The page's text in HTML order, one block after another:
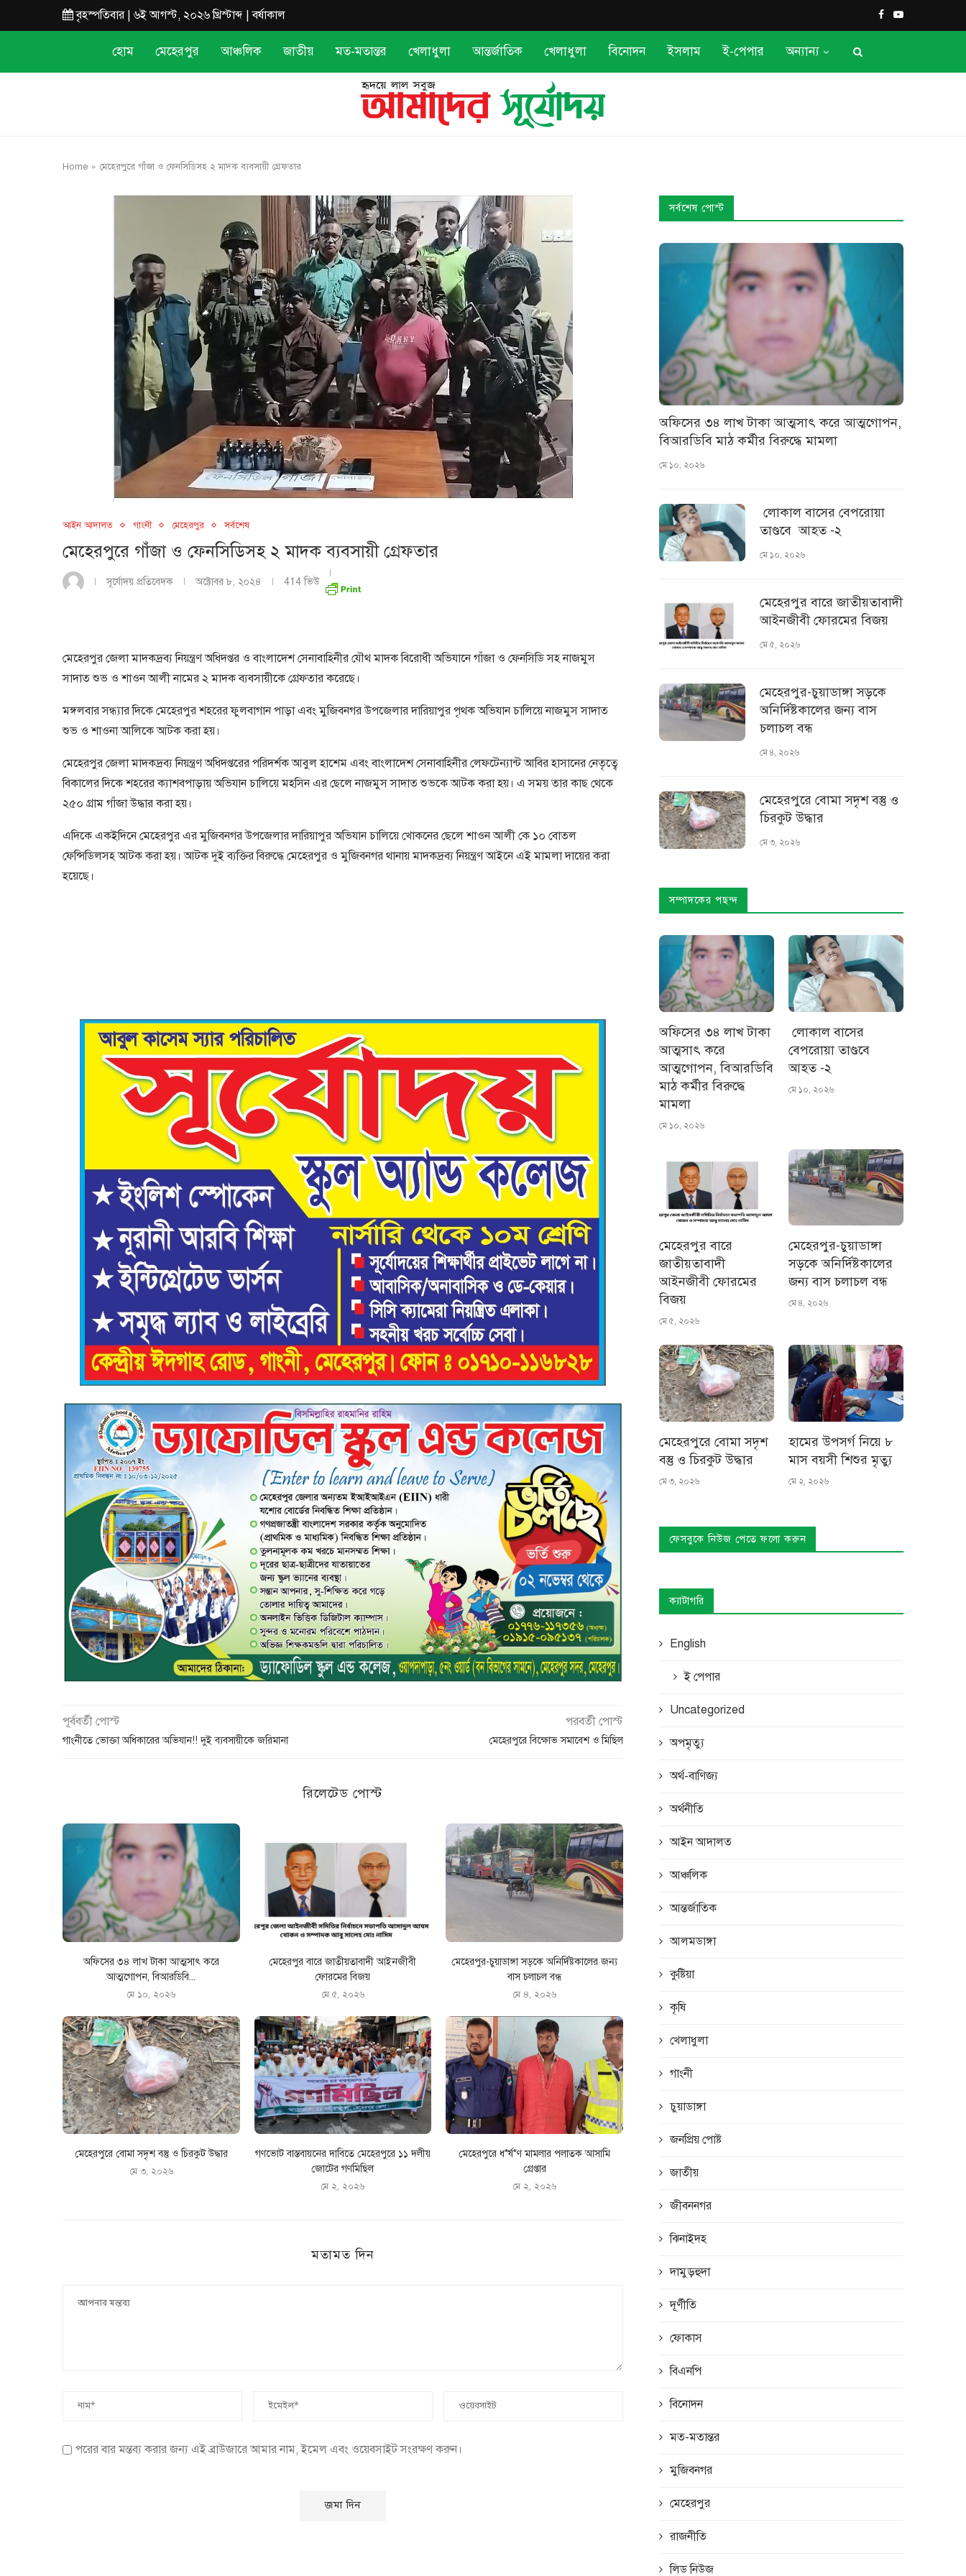
বৃহস্পতিবার | ৬ই আগস্ট, ২০২৬ খ্রিস্টাব্দ | বর্ষাকাল
হোম মেহেরপুর আঞ্চলিক জাতীয় মত-মতান্তর খেলাধুলা আন্তর্জাতিক খেলাধুলা বিনোদন ইসলাম ই-পেপার অন্যান্য
Home » মেহেরপুরে গাঁজা ও ফেনসিডিসহ ২ মাদক ব্যবসায়ী গ্রেফতার
আইন আদালত গাংনী মেহেরপুর সর্বশেষ
মেহেরপুরে গাঁজা ও ফেনসিডিসহ ২ মাদক ব্যবসায়ী গ্রেফতার
সূর্যোদয় প্রতিবেদক অক্টোবর ৮, ২০২৪ 414ভিউ
মেহেরপুর জেলা মাদকদ্রব্য নিয়ন্ত্রণ অধিদপ্তর ও বাংলাদেশ সেনাবাহিনীর যৌথ মাদক বিরোধী অভিযানে গাঁজা ও ফেনসিডি সহ নাজমুস
সাদাত শুভ ও শাওন আলী নামের ২ মাদক ব্যবসায়ীকে গ্রেফতার করেছে।
মঙ্গলবার সন্ধ্যার দিকে মেহেরপুর শহরের ফুলবাগান পাড়া এবং মুজিবনগর উপজেলার দারিয়াপুর পৃথক অভিযান চালিয়ে নাজমুস সাদাত
শুভ ও শাওনা আলিকে আটক করা হয়।
মেহেরপুর জেলা মাদকদ্রব্য নিয়ন্ত্রণ অধিদপ্তরের পরিদর্শক আবুল হাশেম এবং বাংলাদেশ সেনাবাহিনীর লেফটেন্যান্ট আবির হাসানের নেতৃত্বে
বিকালের দিকে শহরের ক্যাশবপাড়ায় অভিযান চালিয়ে মহসিন এর ছেলে নাজমুস সাদাত শুভকে আটক করা হয়। এ সময় তার কাছ থেকে
২৫০ গ্রাম গাঁজা উদ্ধার করা হয়।
এদিকে একইদিনে মেহেরপুর এর মুজিবনগর উপজেলার দারিয়াপুর অভিযান চালিয়ে খোকনের ছেলে শাওন আলী কে ১০ বোতল
ফেন্সিডিলসহ আটক করা হয়। আটক দুই ব্যক্তির বিরুদ্ধে মেহেরপুর ও মুজিবনগর থানায় মাদকদ্রব্য নিয়ন্ত্রণ আইনে এই মামলা দায়ের করা
হয়েছে।
পূর্ববর্তী পোস্ট
গাংনীতে ভোক্তা অধিকারের অভিযান!! দুই ব্যবসায়ীকে জরিমানা
পরবর্তী পোস্ট
মেহেরপুরে বিক্ষোভ সমাবেশ ও মিছিল
রিলেটেড পোস্ট
অফিসের ৩৪ লাখ টাকা আত্মসাৎ করে
আত্মগোপন, বিআরডিবি...
মে ১০, ২০২৬
মেহেরপুর বারে জাতীয়তাবাদী আইনজীবী
ফোরমের বিজয়
মে ৫, ২০২৬
মেহেরপুর-চুয়াডাঙ্গা সড়কে অনির্দিষ্টকালের জন্য
বাস চলাচল বন্ধ
মে ৪, ২০২৬
মেহেরপুরে বোমা সদৃশ বস্তু ও চিরকুট উদ্ধার
মে ৩, ২০২৬
গণভোট বাস্তবায়নের দাবিতে মেহেরপুরে ১১ দলীয়
জোটের গণমিছিল
মে ২, ২০২৬
মেহেরপুরে ধ*র্ষ*ণ মামলার পলাতক আসামি
গ্রেপ্তার
মে ২, ২০২৬
মতামত দিন
পরের বার মন্তব্য করার জন্য এই ব্রাউজারে আমার নাম, ইমেল এবং ওয়েবসাইট সংরক্ষণ করুন।
সর্বশেষ পোস্ট
অফিসের ৩৪ লাখ টাকা আত্মসাৎ করে আত্মগোপন,
বিআরডিবি মাঠ কর্মীর বিরুদ্ধে মামলা
মে ১০, ২০২৬
লোকাল বাসের বেপরোয়া
তাণ্ডবে আহত -২
মে ১০, ২০২৬
মেহেরপুর বারে জাতীয়তাবাদী
আইনজীবী ফোরমের বিজয়
মে ৫, ২০২৬
মেহেরপুর-চুয়াডাঙ্গা সড়কে
অনির্দিষ্টকালের জন্য বাস
চলাচল বন্ধ
মে ৪, ২০২৬
মেহেরপুরে বোমা সদৃশ বস্তু ও
চিরকুট উদ্ধার
মে ৩, ২০২৬
সম্পাদকের পছন্দ
অফিসের ৩৪ লাখ টাকা
আত্মসাৎ করে
আত্মগোপন, বিআরডিবি
মাঠ কর্মীর বিরুদ্ধে
মামলা
মে ১০, ২০২৬
লোকাল বাসের
বেপরোয়া তাণ্ডবে
আহত -২
মে ১০, ২০২৬
মেহেরপুর বারে
জাতীয়তাবাদী
আইনজীবী ফোরমের
বিজয়
মে ৫, ২০২৬
মেহেরপুর-চুয়াডাঙ্গা
সড়কে অনির্দিষ্টকালের
জন্য বাস চলাচল বন্ধ
মে ৪, ২০২৬
মেহেরপুরে বোমা সদৃশ
বস্তু ও চিরকুট উদ্ধার
মে ৩, ২০২৬
হামের উপসর্গ নিয়ে ৮
মাস বয়সী শিশুর মৃত্যু
মে ২, ২০২৬
ফেসবুকে নিউজ পেতে ফলো করুন
ক্যাটাগরি
English
ই পেপার
Uncategorized
অপমৃত্যু
অর্থ-বাণিজ্য
অর্থনীতি
আইন আদালত
আঞ্চলিক
আন্তর্জাতিক
আলমডাঙ্গা
কুষ্টিয়া
কৃষি
খেলাধুলা
গাংনী
চুয়াডাঙ্গা
জনপ্রিয় পোষ্ট
জাতীয়
জীবননগর
ঝিনাইদহ
দামুড়হুদা
দূর্ণীতি
ফোকাস
বিএনপি
বিনোদন
মত-মতান্তর
মুজিবনগর
মেহেরপুর
রাজনীতি
লিড নিউজ